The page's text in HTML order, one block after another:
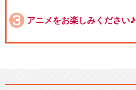
アニメをお楽しみください♪